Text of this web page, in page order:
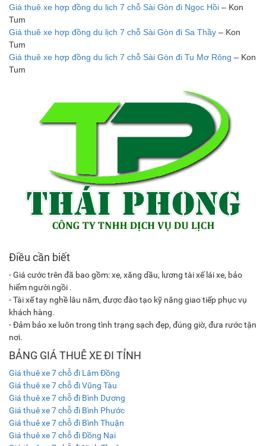
Giá thuê xe hợp đồng du lịch 7 chỗ Sài Gòn đi Ngọc Hồi – Kon
Tum
Giá thuê xe hợp đồng du lịch 7 chỗ Sài Gòn đi Sa Thầy – Kon
Tum
Giá thuê xe hợp đồng du lịch 7 chỗ Sài Gòn đi Tu Mơ Rông – Kon
Tum
Điều cần biết
- Giá cước trên đã bao gồm: xe, xăng dầu, lương tài xế lái xe, bảo
hiểm người ngồi .
- Tài xế tay nghề lâu năm, được đào tạo kỹ năng giao tiếp phục vụ
khách hàng.
- Đảm bảo xe luôn trong tình trạng sạch đẹp, đúng giờ, đưa rước tận
nơi.
BẢNG GIÁ THUÊ XE ĐI TỈNH
Giá thuê xe 7 chỗ đi Lâm Đồng
Giá thuê xe 7 chỗ đi Vũng Tàu
Giá thuê xe 7 chỗ đi Bình Dương
Giá thuê xe 7 chỗ đi Bình Phước
Giá thuê xe 7 chỗ đi Bình Thuận
Giá thuê xe 7 chỗ đi Đồng Nai